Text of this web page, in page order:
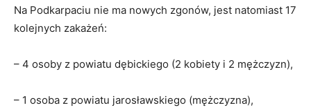
Na Podkarpaciu nie ma nowych zgonów, jest natomiast 17
kolejnych zakażeń:
– 4 osoby z powiatu dębickiego (2 kobiety i 2 mężczyzn),
– 1 osoba z powiatu jarosławskiego (mężczyzna),